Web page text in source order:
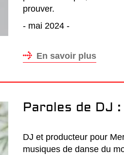
prouver.
- mai 2024 -
En savoir plus
Paroles de DJ
DJ et producteur pour
musiques de danse du